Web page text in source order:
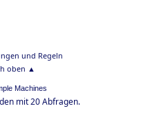
und Regeln
oben ▲
Machines
mit 20 Abfragen.